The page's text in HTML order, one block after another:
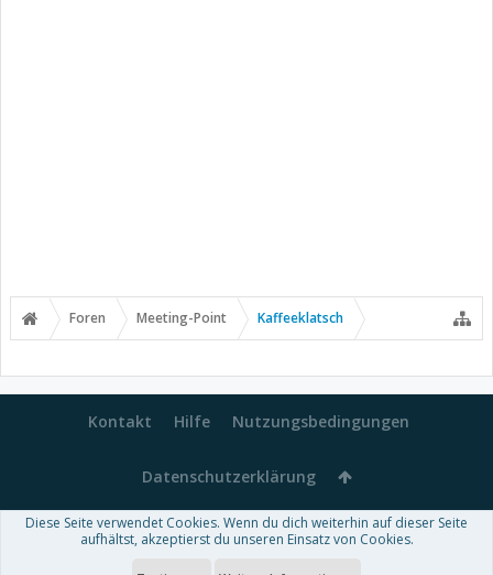
Foren Meeting-Point Kaffeeklatsch
Kontakt Hilfe Nutzungsbedingungen
Datenschutzerklärung
Forum software by XenForo™-Deutsch von xenDach
Diese Seite verwendet Cookies. Wenn du dich weiterhin auf dieser Seite
aufhältst, akzeptierst du unseren Einsatz von Cookies.